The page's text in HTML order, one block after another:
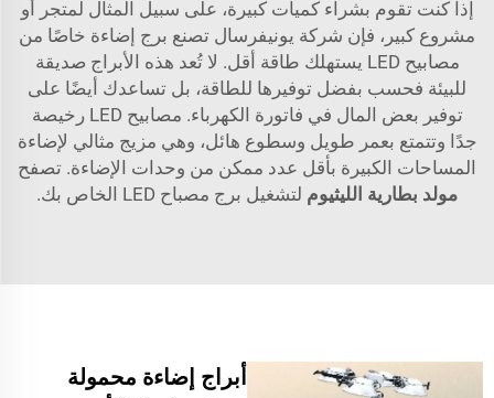
إذا كنت تقوم بشراء كميات كبيرة، على سبيل المثال لمتجر أو
مشروع كبير، فإن شركة يونيفرسال تصنع برج إضاءة خاصًا من
مصابيح LED يستهلك طاقة أقل. لا تُعد هذه الأبراج صديقة
للبيئة فحسب بفضل توفيرها للطاقة، بل تساعدك أيضًا على
توفير بعض المال في فاتورة الكهرباء. مصابيح LED رخيصة
جدًا وتتمتع بعمر طويل وسطوع هائل، وهي مزيج مثالي لإضاءة
المساحات الكبيرة بأقل عدد ممكن من وحدات الإضاءة. تصفح
مولد بطارية الليثيوم لتشغيل برج مصباح LED الخاص بك.
أبراج إضاءة محمولة